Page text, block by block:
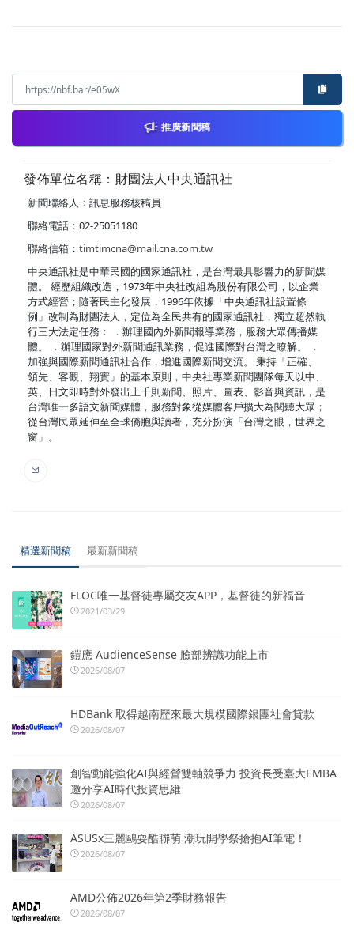
推廣新聞稿
發佈單位名稱：財團法人中央通訊社
新聞聯絡人：訊息服務核稿員
聯絡電話：02-25051180
聯絡信箱： timtimcna@mail.cna.com.tw
中央通訊社是中華民國的國家通訊社，是台灣最具影響力的新聞媒
體。 經歷組織改造，1973年中央社改組為股份有限公司，以企業
方式經營；隨著民主化發展，1996年依據「中央通訊社設置條
例」改制為財團法人，定位為全民共有的國家通訊社，獨立超然執
行三大法定任務： ．辦理國內外新聞報導業務，服務大眾傳播媒
體。 ．辦理國家對外新聞通訊業務，促進國際對台灣之瞭解。 ．
加強與國際新聞通訊社合作，增進國際新聞交流。 秉持「正確、
領先、客觀、翔實」的基本原則，中央社專業新聞團隊每天以中、
英、日文即時對外發出上千則新聞、照片、圖表、影音與資訊，是
台灣唯一多語文新聞媒體，服務對象從媒體客戶擴大為閱聽大眾；
從台灣民眾延伸至全球僑胞與讀者，充分扮演「台灣之眼，世界之
窗」。
精選新聞稿 最新新聞稿
FLOC唯一基督徒專屬交友APP，基督徒的新福音
2021/03/29
鎧應 AudienceSense 臉部辨識功能上市
2026/08/07
HDBank 取得越南歷來最大規模國際銀團社會貸款
2026/08/07
創智動能強化AI與經營雙軸競爭力 投資長受臺大EMBA
邀分享AI時代投資思維
2026/08/07
ASUSx三麗鷗耍酷聯萌 潮玩開學祭搶抱AI筆電！
2026/08/07
AMD公佈2026年第2季財務報告
2026/08/07